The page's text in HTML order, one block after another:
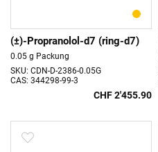
(±)-Propranolol-d7 (ring-d7)
0.05 g Packung
SKU: CDN-D-2386-0.05G
CAS: 344298-99-3
CHF 2'455.90